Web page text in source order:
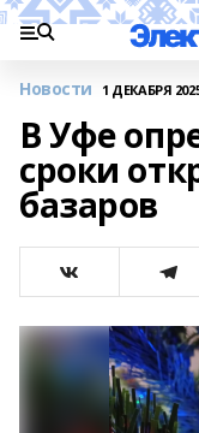
Новости 1 ДЕКАБРЯ
В Уфе
сроки
базаров